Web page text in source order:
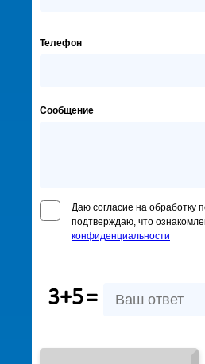
Телефон
Сообщение
Даю согласие на обработку
подтверждаю, что
конфиденциальности
3+5=